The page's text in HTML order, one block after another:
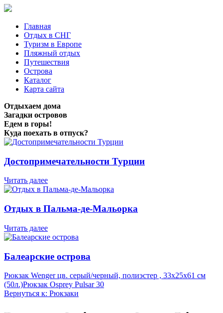
Главная
Отдых в СНГ
Туризм в Европе
Пляжный отдых
Путешествия
Острова
Каталог
Карта сайта
Отдыхаем дома
Загадки островов
Едем в горы!
Куда поехать в отпуск?
Достопримечательности Турции
Читать далее
Отдых в Пальма-де-Мальорка
Читать далее
Балеарские острова
Рюкзак Wenger цв. серый/черный, полиэстер , 33х25х61 см
(50л.)Рюкзак Osprey Pulsar 30
Вернуться к: Рюкзаки